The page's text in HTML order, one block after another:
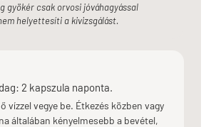
gyökér csak orvosi jóváhagyással
helyettesíti a kivizsgálást.
2 kapszula naponta.
vízzel vegye be. Étkezés közben vagy
általában kényelmesebb a bevétel,